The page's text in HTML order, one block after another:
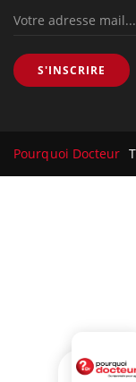
S'INSCRIRE
Pourquoi Docteur